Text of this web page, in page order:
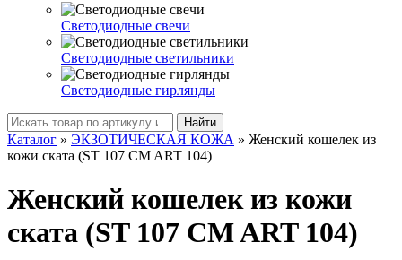
Светодиодные свечи
Светодиодные светильники
Светодиодные гирлянды
Найти
Каталог » ЭКЗОТИЧЕСКАЯ КОЖА » Женский кошелек из
кожи ската (ST 107 CM ART 104)
Женский кошелек из кожи
ската (ST 107 CM ART 104)